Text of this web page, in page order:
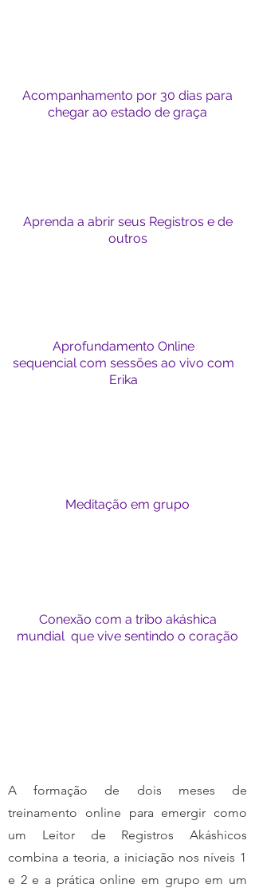
Acompanhamento por 30 dias para
chegar ao estado de graça
Aprenda a abrir seus Registros e de
outros
Aprofundamento Online
sequencial com sessões ao vivo com
Erika
Meditação em grupo
Conexão com a tribo akáshica
mundial que vive sentindo o coração
A formação de dois meses de
treinamento online para emergir como
um Leitor de Registros Akáshicos
combina a teoria, a iniciação nos níveis 1
e 2 e a prática online em grupo em um